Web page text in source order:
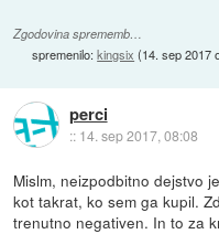
Zgodovina sprememb…
spremenilo:kingsix (14. sep 2017
perci
:: 14. sep 2017, 08:08
Mislm, neizpodbitno dejstvo
kot takrat, ko sem ga kupil.
trenutno negativen. In to za